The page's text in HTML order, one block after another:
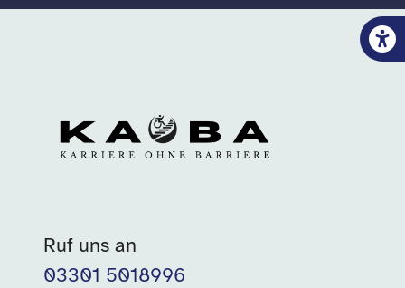
Ruf uns an
03301 5018996